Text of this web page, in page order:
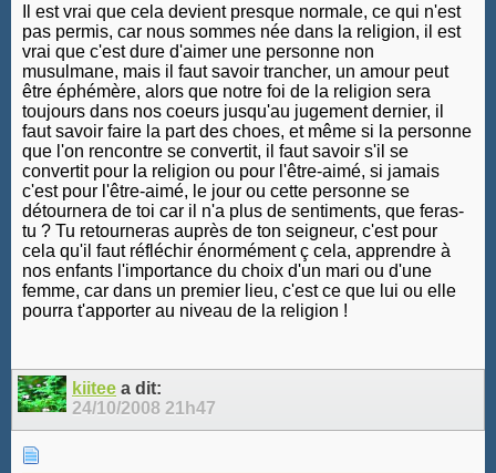
Il est vrai que cela devient presque normale, ce qui n'est
pas permis, car nous sommes née dans la religion, il est
vrai que c'est dure d'aimer une personne non
musulmane, mais il faut savoir trancher, un amour peut
être éphémère, alors que notre foi de la religion sera
toujours dans nos coeurs jusqu'au jugement dernier, il
faut savoir faire la part des choes, et même si la personne
que l'on rencontre se convertit, il faut savoir s'il se
convertit pour la religion ou pour l'être-aimé, si jamais
c'est pour l'être-aimé, le jour ou cette personne se
détournera de toi car il n'a plus de sentiments, que feras-
tu ? Tu retourneras auprès de ton seigneur, c'est pour
cela qu'il faut réfléchir énormément ç cela, apprendre à
nos enfants l'importance du choix d'un mari ou d'une
femme, car dans un premier lieu, c'est ce que lui ou elle
pourra t'apporter au niveau de la religion !
kiitee a dit:
24/10/2008 21h47